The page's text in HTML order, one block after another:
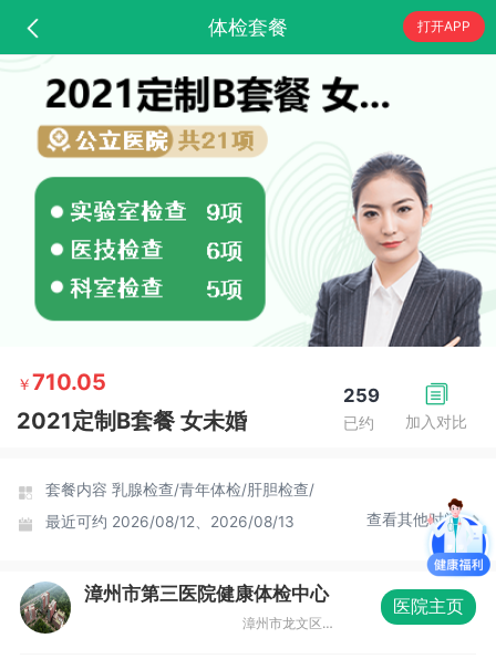
体检套餐 打开APP
加入对比
259
已约
￥710.05
2021定制B套餐 女未婚
套餐内容 乳腺检查/青年体检/肝胆检查/
最近可约 2026/08/12、2026/08/13 查看其他时间
漳州市第三医院健康体检中心
漳州市龙文区迎宾大道5号
医院主页